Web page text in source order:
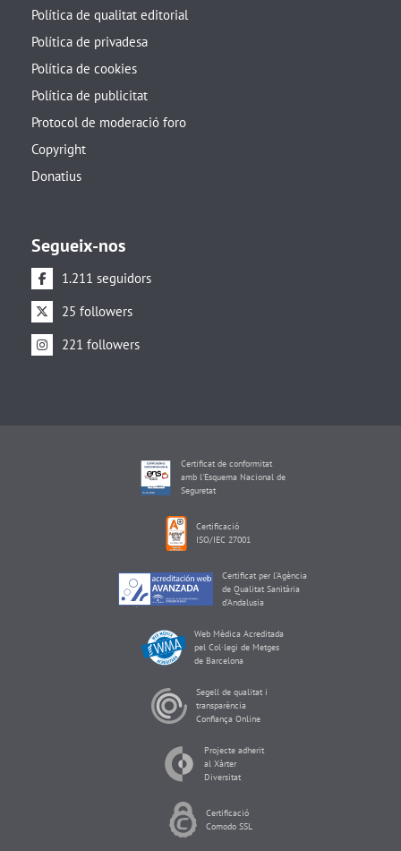
Política de qualitat editorial
Política de privadesa
Política de cookies
Política de publicitat
Protocol de moderació foro
Copyright
Donatius
Segueix-nos
1.211 seguidors
25 followers
221 followers
Certificat de conformitat
amb l'Esquema Nacional de
Seguretat
Certificació
ISO/IEC 27001
Certificat per l’Agència
de Qualitat Sanitària
d’Andalusia
Web Mèdica Acreditada
pel Col·legi de Metges
de Barcelona
Segell de qualitat i
transparència
Confiança Online
Projecte adherit
al Xàrter
Diversitat
Certificació
Comodo SSL